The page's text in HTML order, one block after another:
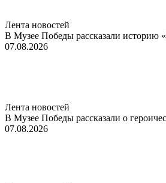
Лента новостей
В Музее Победы рассказали историю
07.08.2026
Лента новостей
В Музее Победы рассказали о
07.08.2026